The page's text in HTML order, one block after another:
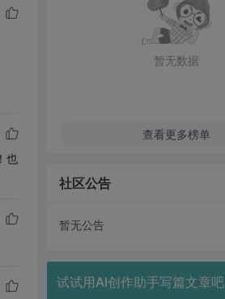
也
暂无数据
查看更多榜单
社区公告
暂无公告
试试用AI创作助手写篇文章吧